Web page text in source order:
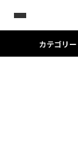
カテゴリー